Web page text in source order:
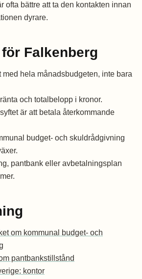
ofta bättre att ta den kontakten innan
dyrare.
Falkenberg
med hela månadsbudgeten, inte bara
och totalbelopp i kronor.
är att betala återkommande
budget- och skuldrådgivning
pantbank eller avbetalningsplan
om kommunal budget- och
pantbankstillstånd
kontor